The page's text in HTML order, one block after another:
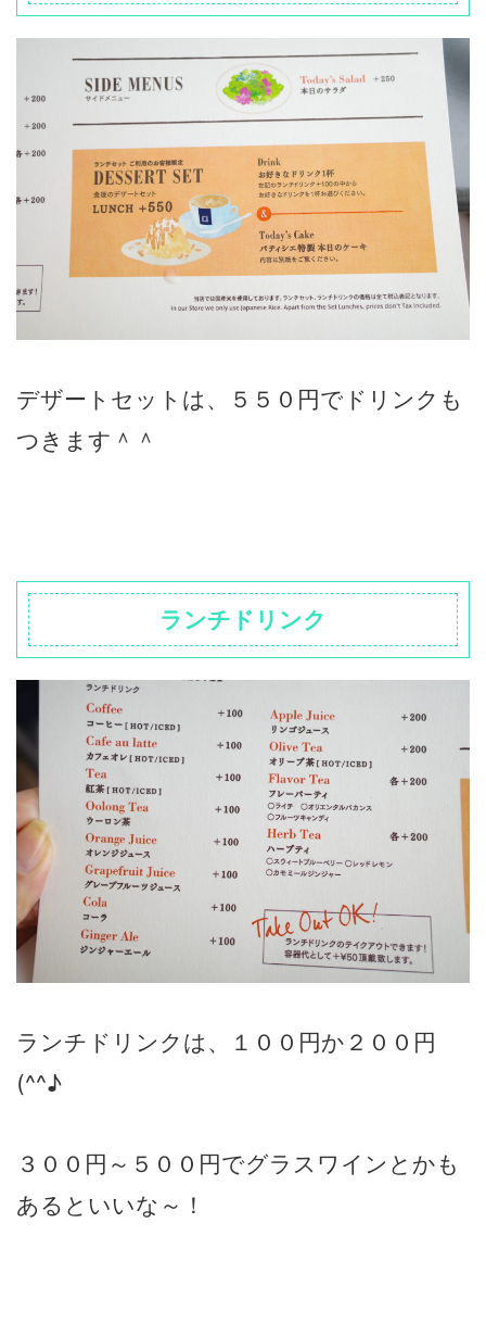
デザートセットは、５５０円でドリンクも
つきます＾＾
ランチドリンク
ランチドリンクは、１００円か２００円
(^^♪
３００円～５００円でグラスワインとかも
あるといいな～！